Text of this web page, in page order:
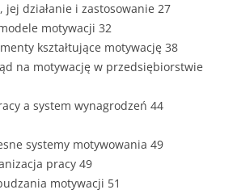
jej działanie i zastosowanie 27
motywacji 32
kształtujące motywację 38
na motywację w przedsiębiorstwie
a system wynagrodzeń 44
systemy motywowania 49
pracy 49
motywacji 51